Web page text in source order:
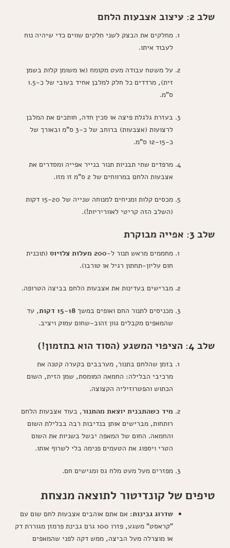
שלב 2: עיצוב אצבעות הלחם
מחלקים את הבצק לשני חלקים שווים כדי שיהיה נוח
לעבוד איתו.
על משטח עבודה מעט מקומח (או משומן קלות בשמן
זית), מרדדים כל חלק למלבן אחיד בעובי של כ-1.5
ס"מ.
בעזרת גלגלת פיצה או סכין חדה, חותכים את המלבן
לרצועות (אצבעות) ברוחב של כ-3 ס"מ ובאורך של
כ-12-15 ס"מ.
מרפדים שתי תבניות תנור בנייר אפייה ומסדרים את
אצבעות הלחם במרווחים של 2 ס"מ זו מזו.
מכסים קלות ומניחים למנוחה שנייה של 15-20 דקות
(השלב הזה קריטי לאווריריות!).
שלב 3: אפייה מבוקרת
מחממים מראש תנור ל-200 מעלות צלזיוס
(תוכנית
חום עליון-תחתון רגיל או טורבו).
מברישים בעדינות את אצבעות הלחם בביצה הטרופה.
מכניסים לתנור החם ואופים במשך 15-18 דקות
, עד
שהמאפים מקבלים גוון זהוב-שחום עמוק ויציב.
שלב 4: הציפוי המשגע (הסוד הוא בתזמון!)
בזמן שהלחם בתנור, מערבבים בקערה קטנה את
מרכיבי הבלילה: החמאה המומסת, שמן הזית, השום
הכתוש והפטרוזיליה הקצוצה.
מיד כשהתבנית יוצאת מהתנור, בעוד אצבעות הלחם
רותחות, מברישים אותן בנדיבות רבה בבלילת השום
והחמאה. החום של המאפה יבשל בשניות את השום
הטרי ויספוג את הטעמים פנימה בלי לשרוף אותו.
מפזרים מעל מעט מלח גס ומגישים חם.
טיפים של קונדיטור לתוצאה מנצחת
שדרוג גבינות: אם אתם אוהבים אצבעות לחם שום עם
"קראסט" משגע, פזרו 100 גרם גבינת פרמזן מגוררת דק
או מוצרלה מעל הביצה, ממש דקה לפני שהמאפים